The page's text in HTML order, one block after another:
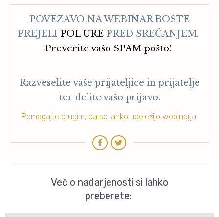
POVEZAVO NA WEBINAR BOSTE
PREJELI POL URE PRED SREČANJEM.
Preverite vašo SPAM pošto!
Razveselite vaše prijateljice in prijatelje
ter delite vašo prijavo.
Pomagajte drugim, da se lahko udeležijo webinarja:
Več o nadarjenosti si lahko
preberete: